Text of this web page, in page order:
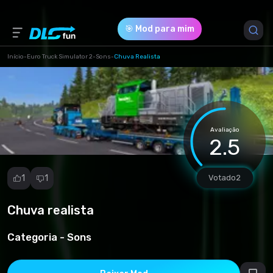
🎯 Mod para mim
Início-Euro Truck Simulator 2-Sons-Chuva Realista
Avaliação
2.5
Votado2
1 1
Chuva realista
Categoria - Sons
Denunciar
Versão do Jogo *
1.49 (52423030b1c7b70f4aadd87a5bbf3413.scs)
Download (7.64 Mb)